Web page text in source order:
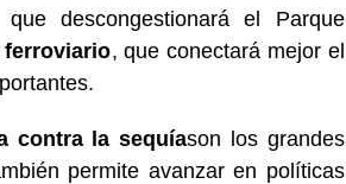
descongestionará el Parque
ferroviario, que conectará mejor el
contra la sequíason los grandes
permite avanzar en políticas